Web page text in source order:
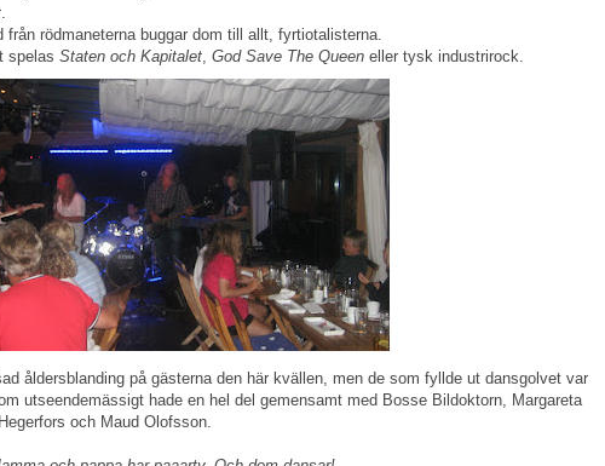
.
från rödmaneterna buggar dom till allt, fyrtiotalisterna.
spelas Staten och Kapitalet, God Save The Queen eller tysk industrirock.
åldersblanding på gästerna den här kvällen, men de som fyllde ut dansgolvet var
utseendemässigt hade en hel del gemensamt med Bosse Bildoktorn, Margareta
och Maud Olofsson.